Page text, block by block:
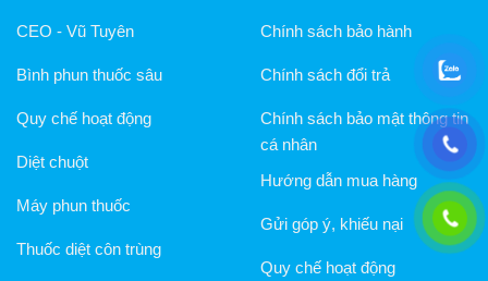
CEO - Vũ Tuyên
Bình phun thuốc sâu
Quy chế hoạt động
Diệt chuột
Máy phun thuốc
Thuốc diệt côn trùng
Chính sách bảo hành
Chính sách đổi trả
Chính sách bảo mật thông tin
cá nhân
Hướng dẫn mua hàng
Gửi góp ý, khiếu nại
Quy chế hoạt động